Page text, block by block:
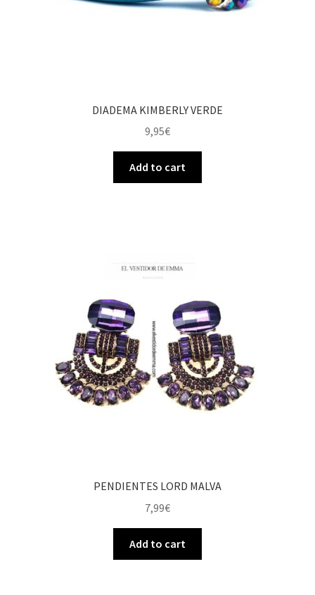
DIADEMA KIMBERLY VERDE
9,95€
Add to cart
PENDIENTES LORD MALVA
7,99€
Add to cart